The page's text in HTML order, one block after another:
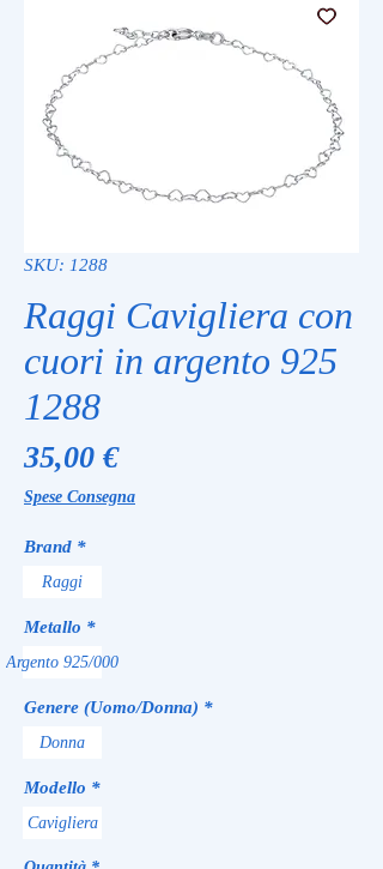
SKU: 1288
Raggi Cavigliera con
cuori in argento 925
1288
35,00 €Prezzo
Spese Consegna
Brand *
Raggi
Metallo *
Argento 925/000
Genere (Uomo/Donna) *
Donna
Modello *
Cavigliera